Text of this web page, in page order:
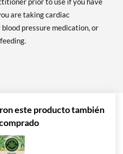
are taking cardiac
pressure medication, or
este producto también